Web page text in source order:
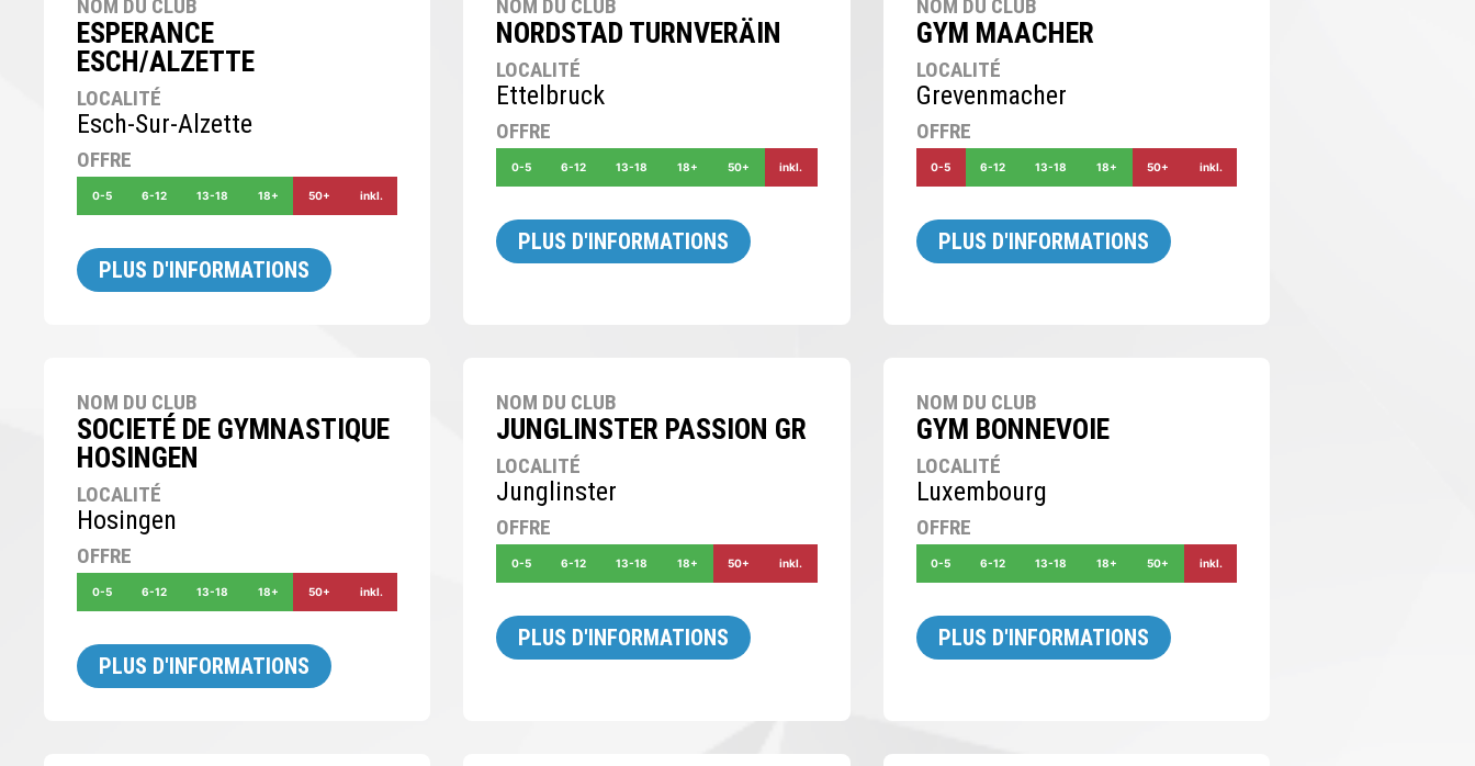
NOM DU CLUB
ESPERANCE
ESCH/ALZETTE
LOCALITÉ
Esch-Sur-Alzette
OFFRE
0-5 6-12 13-18 18+ 50+ inkl.
PLUS D'INFORMATIONS
NOM DU CLUB
NORDSTAD TURNVERÄIN
LOCALITÉ
Ettelbruck
OFFRE
0-5 6-12 13-18 18+ 50+ inkl.
PLUS D'INFORMATIONS
NOM DU CLUB
GYM MAACHER
LOCALITÉ
Grevenmacher
OFFRE
0-5 6-12 13-18 18+ 50+ inkl.
PLUS D'INFORMATIONS
NOM DU CLUB
SOCIETÉ DE GYMNASTIQUE
HOSINGEN
LOCALITÉ
Hosingen
OFFRE
0-5 6-12 13-18 18+ 50+ inkl.
PLUS D'INFORMATIONS
NOM DU CLUB
JUNGLINSTER PASSION GR
LOCALITÉ
Junglinster
OFFRE
0-5 6-12 13-18 18+ 50+ inkl.
PLUS D'INFORMATIONS
NOM DU CLUB
GYM BONNEVOIE
LOCALITÉ
Luxembourg
OFFRE
0-5 6-12 13-18 18+ 50+ inkl.
PLUS D'INFORMATIONS